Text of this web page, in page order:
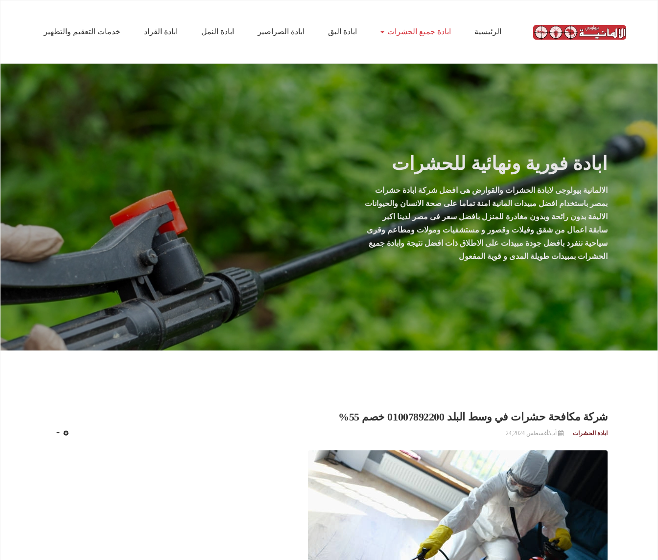
الرئيسية ابادة جميع الحشرات ابادة البق ابادة الصراصير ابادة النمل ابادة القراد خدمات التعقيم والتطهير
ابادة فورية ونهائية للحشرات
الالمانية بيولوجى لابادة الحشرات والقوارض هى افضل شركة ابادة حشرات
بمصر باستخدام افضل مبيدات المانية امنة تماما على صحة الانسان والحيوانات
الاليفة بدون رائحة وبدون مغادرة للمنزل بافضل سعر فى مصر لدينا اكبر
سابقة اعمال من شقق وفيلات وقصور و مستشفيات ومولات ومطاعم وقرى
سياحية ننفرد بافضل جودة مبيدات على الاطلاق ذات افضل نتيجة وابادة جميع
الحشرات بمبيدات طويلة المدى و قوية المفعول
شركة مكافحة حشرات في وسط البلد 01007892200 خصم 55%
ابادة الحشرات آب/أغسطس 24,2024